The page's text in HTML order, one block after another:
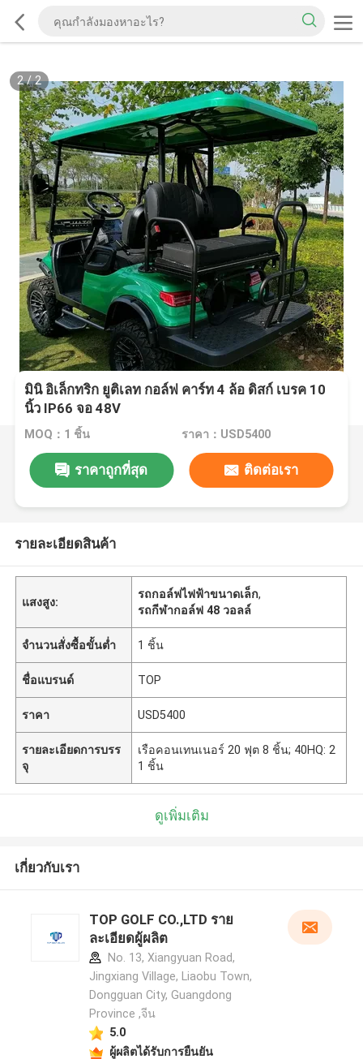
2/2
มินิ อิเล็กทริก ยูติเลท กอล์ฟ คาร์ท 4 ล้อ ดิสก์ เบรค 10
นิ้ว IP66 จอ 48V
MOQ：1 ชิ้น ราคา：USD5400
ราคาถูกที่สุด ติดต่อเรา
รายละเอียดสินค้า
แสงสูง:
รถกอล์ฟไฟฟ้าขนาดเล็ก,
รถกีฬากอล์ฟ 48 วอลล์
จำนวนสั่งซื้อขั้นต่ำ 1 ชิ้น
ชื่อแบรนด์ TOP
ราคา USD5400
รายละเอียดการบรร
จุ
เรือคอนเทนเนอร์ 20 ฟุต 8 ชิ้น; 40HQ: 2
1 ชิ้น
ดูเพิ่มเติม
เกี่ยวกับเรา
TOP GOLF CO.,LTD ราย
ละเอียดผู้ผลิต
No. 13, Xiangyuan Road,
Jingxiang Village, Liaobu Town,
Dongguan City, Guangdong
Province ,จีน
5.0
ผู้ผลิตได้รับการยืนยัน